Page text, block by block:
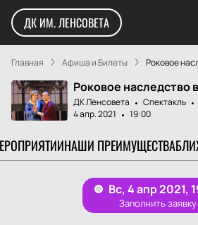
ДК ИМ. ЛЕНСОВЕТА
Главная Афиша и Билеты Роковое
Роковое наследство
ДК Ленсовета Спектакль
4 апр. 2021
19:00
НАШИ ПРЕИМУЩЕСТВА